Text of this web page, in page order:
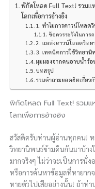
พิกัดโหลด Full Text! รวม
โลกเพื่อการอ้างอิง
1. ทำไมการดาวน์โหล
ข้อควรระวังในการ
2. แหล่งดาวน์โหลดวิท
3. เทคนิคการใช้วิทยานิ
มุมมองจากคนอาบน้ำร้อ
บทสรุป
รวมคำถามยอดฮิตเกี่ย
พิกัดโหลด Full Text! รวมแ
โลกเพื่อการอ้างอิง
สวัสดีครับท่านผู้อ่านทุกคน!
วิทยานิพนธ์ข้ามคืนกันมาบ้าง
มากจริงๆ ไม่ว่าจะเป็นการนั่
หรือการค้นหาข้อมูลที่หายาก
หายตัวไปเสียอย่างนั้น! ถ้าท่